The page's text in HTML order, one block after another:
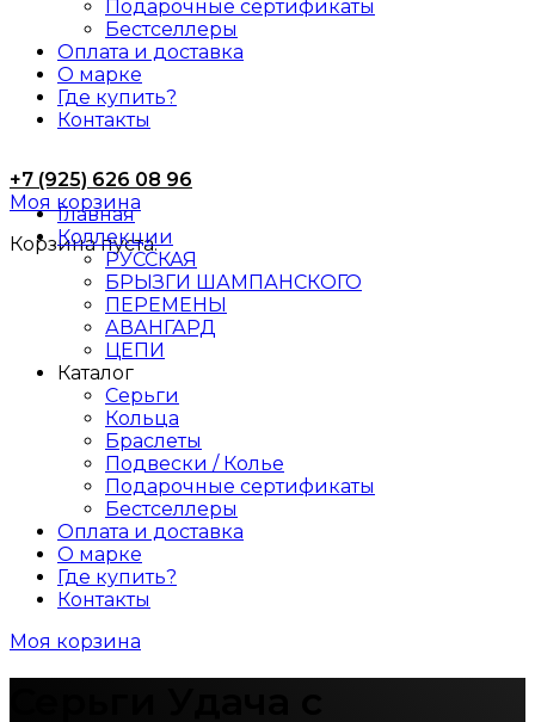
Подарочные сертификаты
Бестселлеры
Оплата и доставка
О марке
Где купить?
Контакты
+7 (925) 626 08 96
Моя корзина
Корзина пуста.
Главная
Коллекции
РУССКАЯ
БРЫЗГИ ШАМПАНСКОГО
ПЕРЕМЕНЫ
АВАНГАРД
ЦЕПИ
Каталог
Серьги
Кольца
Браслеты
Подвески / Колье
Подарочные сертификаты
Бестселлеры
Оплата и доставка
О марке
Где купить?
Контакты
Моя корзина